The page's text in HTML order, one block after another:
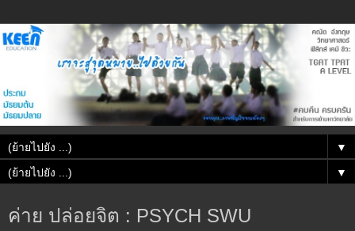
▼
▼
ค่าย ปล่อยจิต : PSYCH SWU